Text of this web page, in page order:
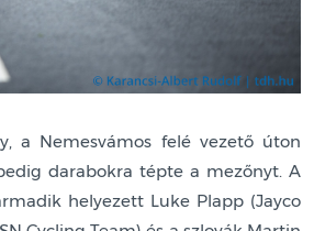
a Nemesvámos felé vezető úton
darabokra tépte a mezőnyt. A
helyezett Luke Plapp (Jayco